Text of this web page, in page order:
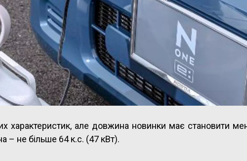
характеристик, але довжина новинки має становити
– не більше 64 к.с. (47 кВт).